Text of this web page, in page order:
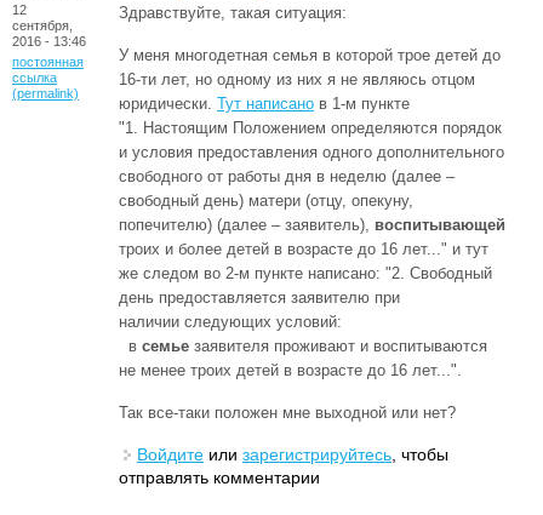
12
сентября,
2016 - 13:46
постоянная
ссылка
(permalink)
Здравствуйте, такая ситуация:
У меня многодетная семья в которой трое детей до
16-ти лет, но одному из них я не являюсь отцом
юридически. Тут написано в 1-м пункте
"1. Настоящим Положением определяются порядок
и условия предоставления одного дополнительного
свободного от работы дня в неделю (далее –
свободный день) матери (отцу, опекуну,
попечителю) (далее – заявитель), воспитывающей
троих и более детей в возрасте до 16 лет..." и тут
же следом во 2-м пункте написано: "2. Свободный
день предоставляется заявителю при
наличии следующих условий:
в семье заявителя проживают и воспитываются
не менее троих детей в возрасте до 16 лет...".
Так все-таки положен мне выходной или нет?
Войдите или зарегистрируйтесь , чтобы
отправлять комментарии